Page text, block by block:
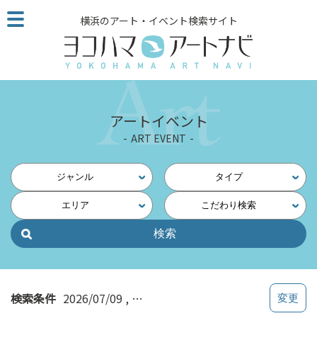
こ
の
ジ
読
他
ペ
の
横浜のアート・イベント検索サイト
アートイベント
ART EVENT
ジャンル タイプ
エリア こだわり検索
検索条件 2026/07/09 横浜・中央（保土ヶ谷・二俣川・